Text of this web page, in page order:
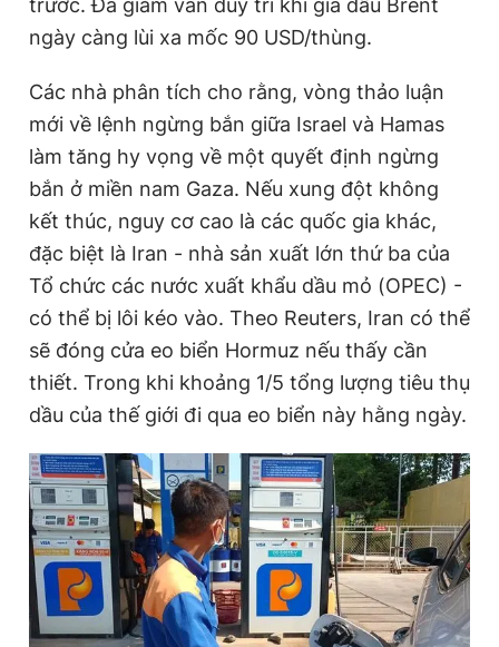
Theo dõi báo trên
Hotline
0906 645 777
Liên hệ quảng cáo
0908 780 404
Đặt báo Quảng cáo RSS Tòa soạn Chính sách bảo
Tổng biên tập: Nguyễn Ngọc Toàn
Phó tổng biên tập thường trực: Hải Thành
Phó tổng biên tập: Lâm Hiếu Dũng
Phó tổng biên tập: Trần Việt Hưng
Tổng thư ký tòa soạn: Đức Trung
Giấy phép xuất bản số 110/GP - BTTTT cấp ngày 24.3.2020
© 2003-2026 Bản quyền thuộc về Báo Thanh Niên. Cấm sao
chép dưới mọi hình thức nếu không có sự chấp thuận bằng văn
bản. Phát triển bởi ePi Technologies, JSC.
trước. Đà giảm vẫn duy trì khi giá dầu Brent
ngày càng lùi xa mốc 90 USD/thùng.
Các nhà phân tích cho rằng, vòng thảo luận
mới về lệnh ngừng bắn giữa Israel và Hamas
làm tăng hy vọng về một quyết định ngừng
bắn ở miền nam Gaza. Nếu xung đột không
kết thúc, nguy cơ cao là các quốc gia khác,
đặc biệt là Iran - nhà sản xuất lớn thứ ba của
Tổ chức các nước xuất khẩu dầu mỏ (OPEC) -
có thể bị lôi kéo vào. Theo Reuters, Iran có thể
sẽ đóng cửa eo biển Hormuz nếu thấy cần
thiết. Trong khi khoảng 1/5 tổng lượng tiêu thụ
dầu của thế giới đi qua eo biển này hằng ngày.